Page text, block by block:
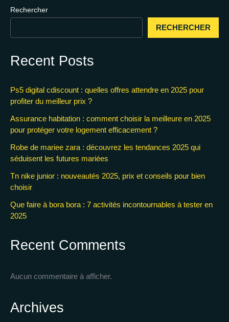
Rechercher
RECHERCHER
Recent Posts
Ps5 digital cdiscount : quelles offres attendre en 2025 pour
profiter du meilleur prix ?
Assurance habitation : comment choisir la meilleure en 2025
pour protéger votre logement efficacement ?
Robe de mariee zara : découvrez les tendances 2025 qui
séduisent les futures mariées
Tn nike junior : nouveautés 2025, prix et conseils pour bien
choisir
Que faire à bora bora : 7 activités incontournables à tester en
2025
Recent Comments
Aucun commentaire à afficher.
Archives